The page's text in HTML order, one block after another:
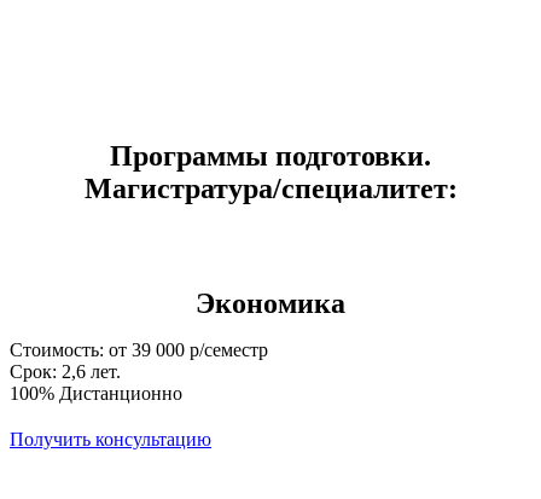
Программы подготовки.
Магистратура/специалитет:
Экономика
Стоимость: от 39 000 р/семестр
Срок: 2,6 лет.
100% Дистанционно
Получить консультацию